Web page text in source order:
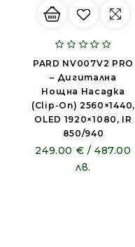
PARD NV007V2 PRO
– Дигитална
Нощна Насадка
(clip-On) 2560×1440,
OLED 1920×1080, IR
850/940
249.00 € / 487.00
лв.